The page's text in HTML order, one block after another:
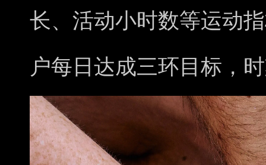
长、活动小时数等运动
户每日达成三环目标，